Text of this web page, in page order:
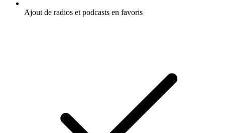
Ajout de radios et podcasts en favoris